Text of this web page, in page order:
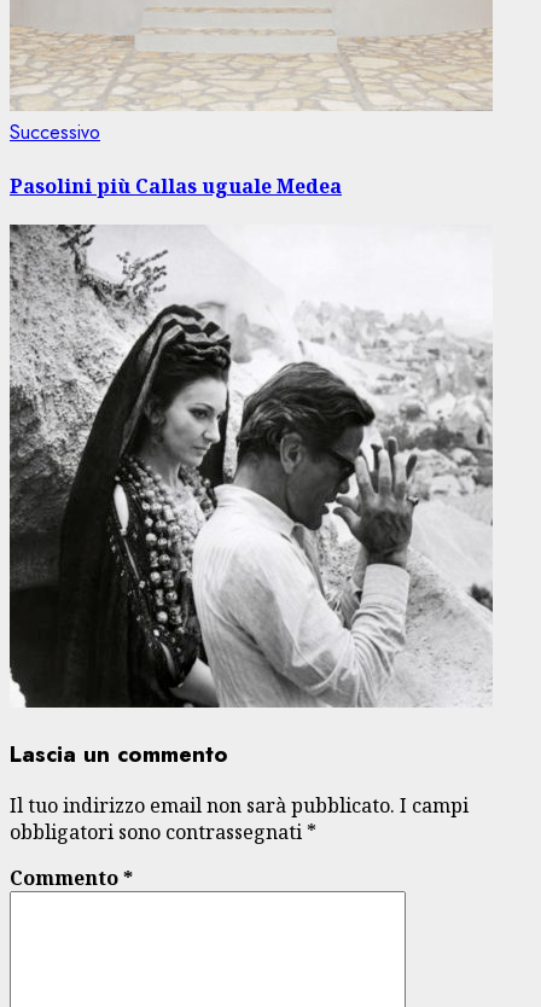
Successivo
Pasolini più Callas uguale Medea
Lascia un commento
Il tuo indirizzo email non sarà pubblicato. I campi
obbligatori sono contrassegnati *
Commento*